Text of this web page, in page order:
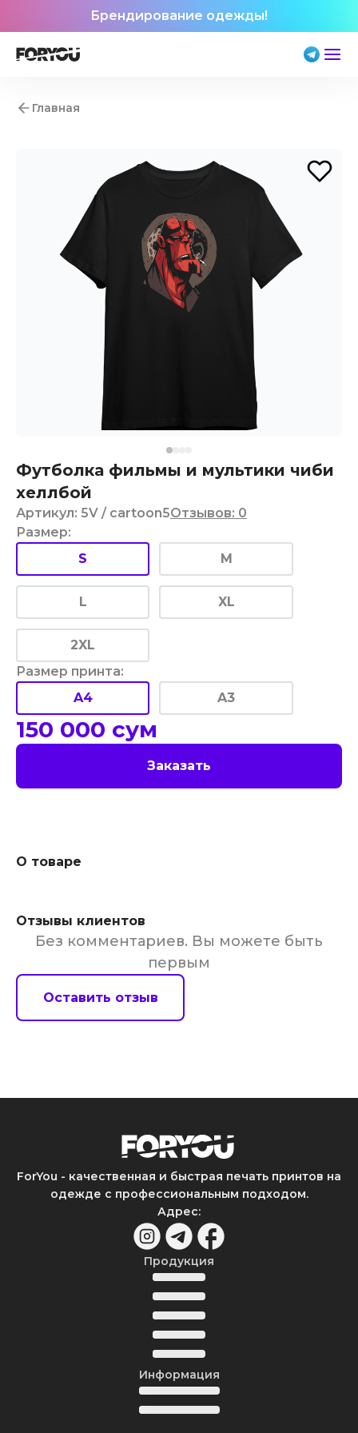
Брендирование одежды!
Главная
Футболка фильмы и мультики чиби
хеллбой
Артикул: 5V / cartoon5Отзывов: 0
Размер:
S
M
L XL
2XL
Размер принта:
A4
A3
150 000 сум
Заказать
О товаре
Отзывы клиентов
Без комментариев. Вы можете быть
первым
Оставить отзыв
ForYou - качественная и быстрая печать принтов на
одежде с профессиональным подходом.
Адрес:
Продукция
Информация